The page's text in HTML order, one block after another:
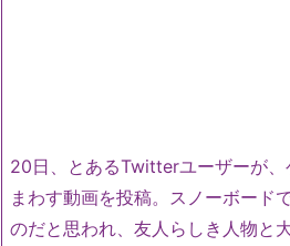
20日、とあるTwitterユーザーが
まわす動画を投稿。スノーボード
のだと思われ、友人らしき人物と